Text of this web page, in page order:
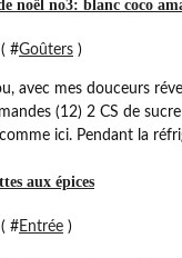
noël no3: blanc coco
#Goûters )
avec mes douceurs
(12) 2 CS de
ici. Pendant la
aux épices
#Entrée )